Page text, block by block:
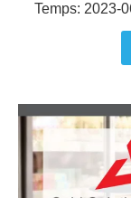
Temps: